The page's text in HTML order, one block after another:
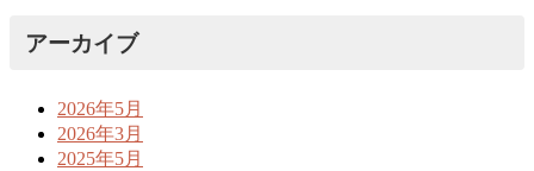
アーカイブ
2026年5月
2026年3月
2025年5月